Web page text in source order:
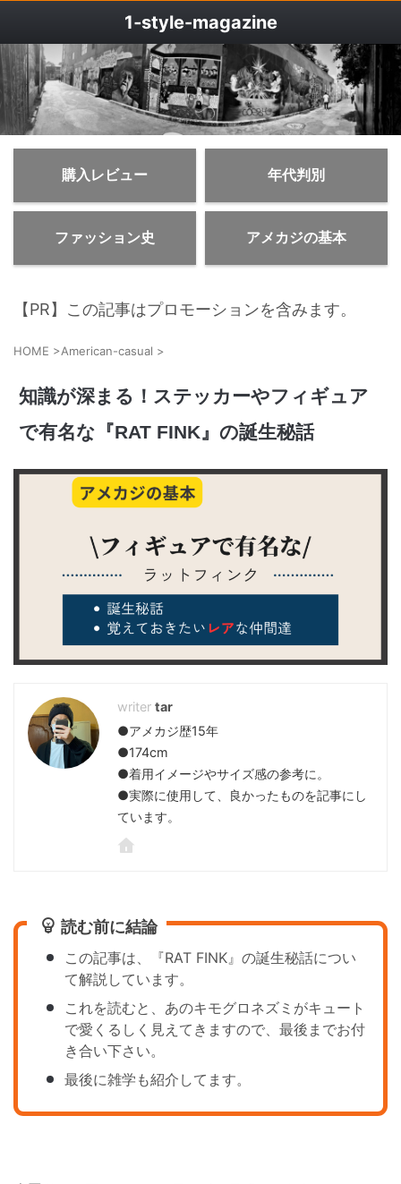
1‐style-magazine
購入レビュー 年代判別
ファッション史 アメカジの基本
【PR】この記事はプロモーションを含みます。
HOME >American-casual >
知識が深まる！ステッカーやフィギュア
で有名な『RAT FINK』の誕生秘話
tar
●アメカジ歴15年
●174cm
●着用イメージやサイズ感の参考に。
●実際に使用して、良かったものを記事にし
ています。
読む前に結論
この記事は、『RAT FINK』の誕生秘話につい
て解説しています。
これを読むと、あのキモグロネズミがキュート
で愛くるしく見えてきますので、最後までお付
き合い下さい。
最後に雑学も紹介してます。